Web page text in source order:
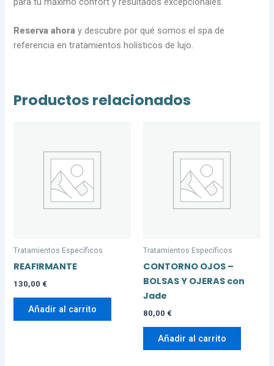
Reserva ahora y descubre por qué somos el spa de
referencia en tratamientos holísticos de lujo.
Productos relacionados
Tratamientos Específicos
REAFIRMANTE
130,00 €
Añadir al carrito
Tratamientos Específicos
CONTORNO OJOS –
BOLSAS Y OJERAS con
Jade
80,00 €
Añadir al carrito